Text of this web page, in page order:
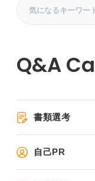
書類選考
自己PR